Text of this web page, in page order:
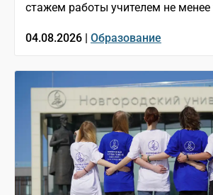
стажем работы учителем не менее
04.08.2026 | Образование